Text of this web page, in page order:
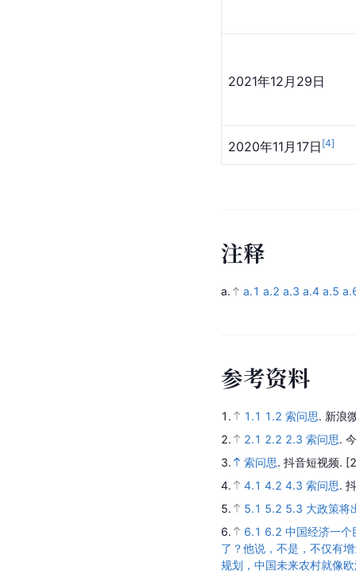
2021年12月29日
2020年11月17日 [4]
注释
a. a.1 a.2 a.3 a.4 a.5
参考资料
1. 1.1 1.2 索问思. 新浪
2.
2.1 2.2 2.3 索问思.
3.
索问思. 抖音短视频.
4.
4.1 4.2 4.3 索问思.
5.
5.1 5.2 5.3 大政策将
6.
6.1 6.2 中国经济一个
了？他说，不是，不仅有
规划，中国未来农村就像